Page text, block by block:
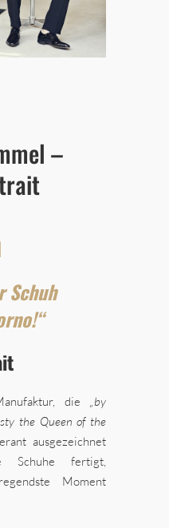
–
Schuh
die
„by
the Queen of the
ausgezeichnet
Schuhe fertigt,
Moment